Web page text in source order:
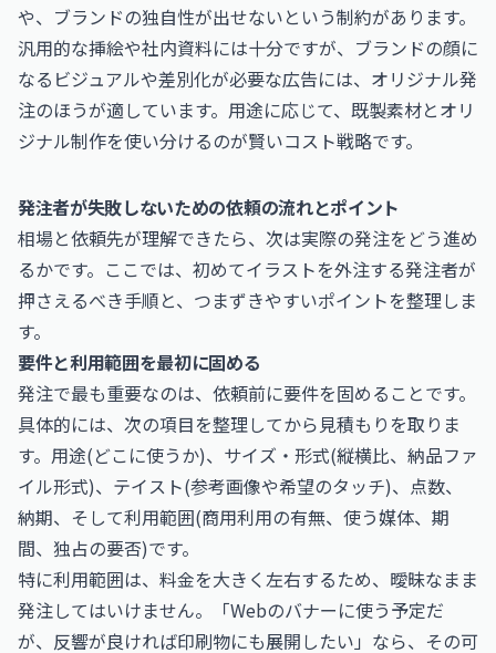
や、ブランドの独自性が出せないという制約があります。
汎用的な挿絵や社内資料には十分ですが、ブランドの顔に
なるビジュアルや差別化が必要な広告には、オリジナル発
注のほうが適しています。用途に応じて、既製素材とオリ
ジナル制作を使い分けるのが賢いコスト戦略です。
発注者が失敗しないための依頼の流れとポイント
相場と依頼先が理解できたら、次は実際の発注をどう進め
るかです。ここでは、初めてイラストを外注する発注者が
押さえるべき手順と、つまずきやすいポイントを整理しま
す。
要件と利用範囲を最初に固める
発注で最も重要なのは、依頼前に要件を固めることです。
具体的には、次の項目を整理してから見積もりを取りま
す。用途(どこに使うか)、サイズ・形式(縦横比、納品ファ
イル形式)、テイスト(参考画像や希望のタッチ)、点数、
納期、そして利用範囲(商用利用の有無、使う媒体、期
間、独占の要否)です。
特に利用範囲は、料金を大きく左右するため、曖昧なまま
発注してはいけません。「Webのバナーに使う予定だ
が、反響が良ければ印刷物にも展開したい」なら、その可